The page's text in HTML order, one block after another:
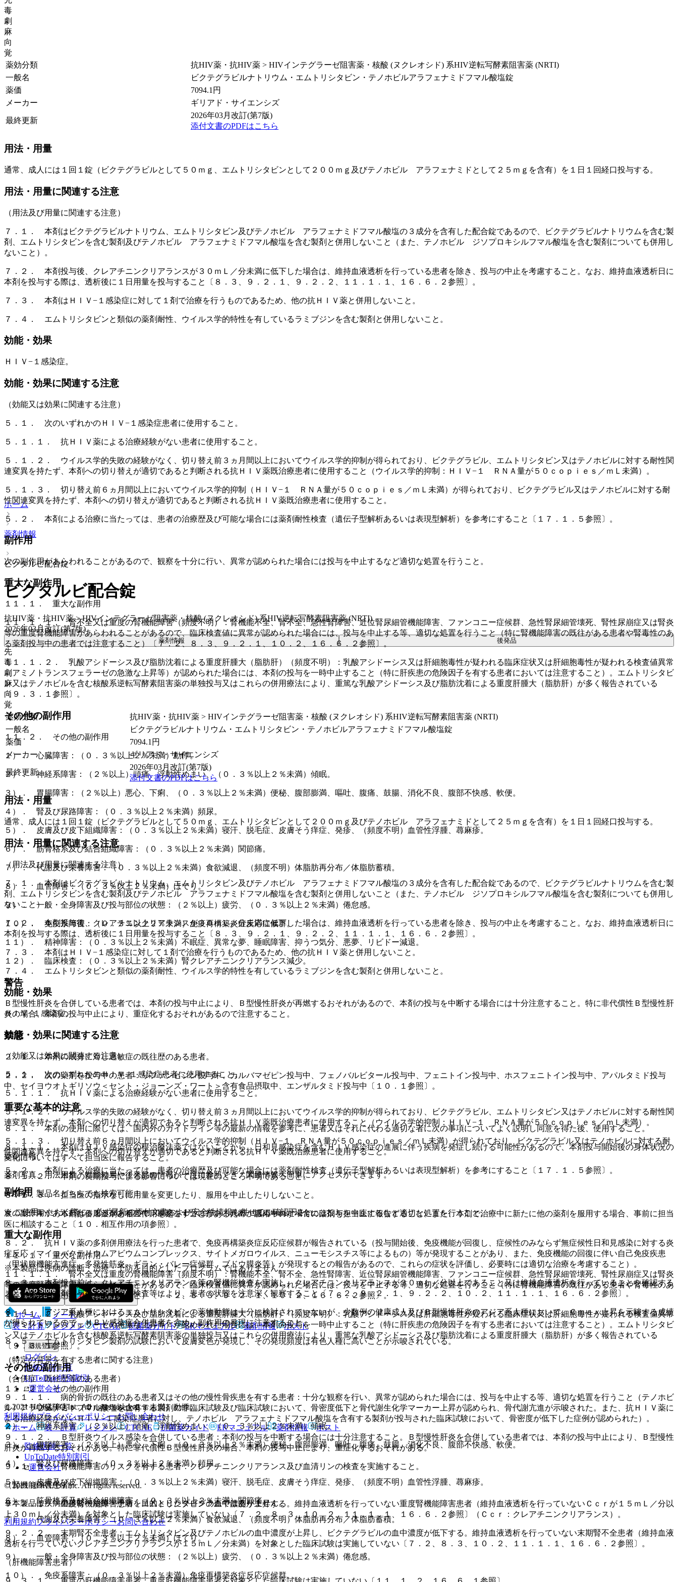
毒
劇
麻
向
覚
薬効分類
抗HIV薬・抗HIV薬 > HIVインテグラーゼ阻害薬・核酸 (ヌクレオシド) 系HIV逆転写酵素阻害薬 (NRTI)
一般名
ビクテグラビルナトリウム・エムトリシタビン・テノホビルアラフェナミドフマル酸塩錠
薬価
7094.1 円
メーカー
ギリアド・サイエンシズ
最終更新
2026年03月改訂(第7版)
添付文書のPDFはこちら
用法・用量
通常、成人には１回１錠（ビクテグラビルとして５０ｍｇ、エムトリシタビンとして２００ｍｇ及びテノホビル アラフェナミドとして２５ｍｇを含有）を１日１回経口投与する。
用法・用量に関連する注意
（用法及び用量に関連する注意）
７．１． 本剤はビクテグラビルナトリウム、エムトリシタビン及びテノホビル アラフェナミドフマル酸塩の３成分を含有した配合錠であるので、ビクテグラビルナトリウムを含む製
剤、エムトリシタビンを含む製剤及びテノホビル アラフェナミドフマル酸塩を含む製剤と併用しないこと（また、テノホビル ジソプロキシルフマル酸塩を含む製剤についても併用し
ないこと）。
７．２． 本剤投与後、クレアチニンクリアランスが３０ｍＬ／分未満に低下した場合は、維持血液透析を行っている患者を除き、投与の中止を考慮すること。なお、維持血液透析日に
本剤を投与する際は、透析後に１日用量を投与すること〔８．３、９．２．１、９．２．２、１１．１．１、１６．６．２参照〕。
７．３． 本剤はＨＩＶ−１感染症に対して１剤で治療を行うものであるため、他の抗ＨＩＶ薬と併用しないこと。
７．４． エムトリシタビンと類似の薬剤耐性、ウイルス学的特性を有しているラミブジンを含む製剤と併用しないこと。
効能・効果
ＨＩＶ−１感染症。
効能・効果に関連する注意
（効能又は効果に関連する注意）
５．１． 次のいずれかのＨＩＶ−１感染症患者に使用すること。
５．１．１． 抗ＨＩＶ薬による治療経験がない患者に使用すること。
５．１．２． ウイルス学的失敗の経験がなく、切り替え前３ヵ月間以上においてウイルス学的抑制が得られており、ビクテグラビル、エムトリシタビン又はテノホビルに対する耐性関
連変異を持たず、本剤への切り替えが適切であると判断される抗ＨＩＶ薬既治療患者に使用すること（ウイルス学的抑制：ＨＩＶ−１ ＲＮＡ量が５０ｃｏｐｉｅｓ／ｍＬ未満）。
５．１．３． 切り替え前６ヵ月間以上においてウイルス学的抑制（ＨＩＶ−１ ＲＮＡ量が５０ｃｏｐｉｅｓ／ｍＬ未満）が得られており、ビクテグラビル又はテノホビルに対する耐
性関連変異を持たず、本剤への切り替えが適切であると判断される抗ＨＩＶ薬既治療患者に使用すること。
５．２． 本剤による治療に当たっては、患者の治療歴及び可能な場合には薬剤耐性検査（遺伝子型解析あるいは表現型解析）を参考にすること〔１７．１．５参照〕。
副作用
次の副作用があらわれることがあるので、観察を十分に行い、異常が認められた場合には投与を中止するなど適切な処置を行うこと。
重大な副作用
１１．１． 重大な副作用
１１．１．１． 腎不全又は重度の腎機能障害（頻度不明）：腎機能不全、腎不全、急性腎障害、近位腎尿細管機能障害、ファンコニー症候群、急性腎尿細管壊死、腎性尿崩症又は腎炎
等の重度腎機能障害があらわれることがあるので、臨床検査値に異常が認められた場合には、投与を中止する等、適切な処置を行うこと（特に腎機能障害の既往がある患者や腎毒性のあ
る薬剤投与中の患者では注意すること）〔７．２、８．３、９．２．１、１０．２、１６．６．２参照〕。
１１．１．２． 乳酸アシドーシス及び脂肪沈着による重度肝腫大（脂肪肝）（頻度不明）：乳酸アシドーシス又は肝細胞毒性が疑われる臨床症状又は肝細胞毒性が疑われる検査値異常
（アミノトランスフェラーゼの急激な上昇等）が認められた場合には、本剤の投与を一時中止すること（特に肝疾患の危険因子を有する患者においては注意すること）。エムトリシタビ
ン又はテノホビルを含む核酸系逆転写酵素阻害薬の単独投与又はこれらの併用療法により、重篤な乳酸アシドーシス及び脂肪沈着による重度肝腫大（脂肪肝）が多く報告されている
〔９．３．１参照〕。
その他の副作用
１１．２． その他の副作用
１）． 心臓障害：（０．３％以上２％未満）動悸。
２）． 神経系障害：（２％以上）頭痛、浮動性めまい、（０．３％以上２％未満）傾眠。
３）． 胃腸障害：（２％以上）悪心、下痢、（０．３％以上２％未満）便秘、腹部膨満、嘔吐、腹痛、鼓腸、消化不良、腹部不快感、軟便。
４）． 腎及び尿路障害：（０．３％以上２％未満）頻尿。
５）． 皮膚及び皮下組織障害：（０．３％以上２％未満）寝汗、脱毛症、皮膚そう痒症、発疹、（頻度不明）血管性浮腫、蕁麻疹。
６）． 筋骨格系及び結合組織障害：（０．３％以上２％未満）関節痛。
７）． 代謝及び栄養障害：（０．３％以上２％未満）食欲減退、（頻度不明）体脂肪再分布／体脂肪蓄積。
８）． 血管障害：（０．３％以上２％未満）ほてり。
９）． 一般・全身障害及び投与部位の状態：（２％以上）疲労、（０．３％以上２％未満）倦怠感。
１０）． 免疫系障害：（０．３％以上２％未満）免疫再構築炎症反応症候群。
１１）． 精神障害：（０．３％以上２％未満）不眠症、異常な夢、睡眠障害、抑うつ気分、悪夢、リビドー減退。
１２）． 臨床検査：（０．３％以上２％未満）腎クレアチニンクリアランス減少。
警告
Ｂ型慢性肝炎を合併している患者では、本剤の投与中止により、Ｂ型慢性肝炎が再燃するおそれがあるので、本剤の投与を中断する場合には十分注意すること。特に非代償性Ｂ型慢性肝
炎の場合、本剤の投与中止により、重症化するおそれがあるので注意すること。
禁忌
２．１． 本剤の成分に対し過敏症の既往歴のある患者。
２．２． 次の薬剤を投与中の患者：リファンピシン投与中、カルバマゼピン投与中、フェノバルビタール投与中、フェニトイン投与中、ホスフェニトイン投与中、アパルタミド投与
中、セイヨウオトギリソウ＜セント・ジョーンズ・ワート＞含有食品摂取中、エンザルタミド投与中〔１０．１参照〕。
重要な基本的注意
８．１． 本剤の使用に際しては、国内外のガイドライン等の最新の情報を参考に、患者又はそれに代わる適切な者に次の事項についてよく説明し同意を得た後、使用すること。
８．１．１． 本剤はＨＩＶ感染症の根治療法薬ではないことから、日和見感染症を含むＨＩＶ感染症の進展に伴う疾病を発症し続ける可能性があるので、本剤投与開始後の身体状況の
変化についてはすべて担当医に報告すること。
８．１．２． 本剤の長期投与による影響については現在のところ不明であること。
８．１．３． 担当医の指示なしに用量を変更したり、服用を中止したりしないこと。
８．１．４． 本剤は併用薬剤と相互作用を起こすことがあるため、服用中のすべての薬剤を担当医に報告すること。また、本剤で治療中に新たに他の薬剤を服用する場合、事前に担当
医に相談すること〔１０．相互作用の項参照〕。
８．２． 抗ＨＩＶ薬の多剤併用療法を行った患者で、免疫再構築炎症反応症候群が報告されている（投与開始後、免疫機能が回復し、症候性のみならず無症候性日和見感染に対する炎
症反応（マイコバクテリウムアビウムコンプレックス、サイトメガロウイルス、ニューモシスチス等によるもの）等が発現することがあり、また、免疫機能の回復に伴い自己免疫疾患
（甲状腺機能亢進症、多発性筋炎、ギラン・バレー症候群、ブドウ膜炎等）が発現するとの報告があるので、これらの症状を評価し、必要時には適切な治療を考慮すること）。
８．３． 本剤投与前は、クレアチニンクリアランス等の腎機能検査を実施し、クレアチニンクリアランスが３０ｍＬ／分以上であること又は維持血液透析を行っていることを確認する
こと。また、本剤投与後も定期的な検査等により、患者の状態を注意深く観察すること〔７．２、９．２．１、９．２．２、１０．２、１１．１．１、１６．６．２参照〕。
８．４． アジア系人種におけるエムトリシタビンの薬物動態は十分に検討されていないが、少数例の健康成人及びＢ型慢性肝炎のアジア系人種において、Ｃｍａｘ上昇を示唆する成績
が得られているので、ＨＢＶ感染症合併患者を含め、副作用の発現に注意すること。
８．５． エムトリシタビン製剤の試験において皮膚変色が発現し、その発現頻度は有色人種に高いことが示唆されている。
（特定の背景を有する患者に関する注意）
（合併症・既往歴等のある患者）
９．１．１． 病的骨折の既往のある患者又はその他の慢性骨疾患を有する患者：十分な観察を行い、異常が認められた場合には、投与を中止する等、適切な処置を行うこと（テノホビ
ル アラフェナミドフマル酸塩を含有する製剤の非臨床試験及び臨床試験において、骨密度低下と骨代謝生化学マーカー上昇が認められ、骨代謝亢進が示唆された。また、抗ＨＩＶ薬に
よる治療経験がないＨＩＶ−１感染症患者に対し、テノホビル アラフェナミドフマル酸塩を含有する製剤が投与された臨床試験において、骨密度が低下した症例が認められた）。
９．１．２． Ｂ型肝炎ウイルス感染を合併している患者：本剤の投与を中断する場合には十分注意すること。Ｂ型慢性肝炎を合併している患者では、本剤の投与中止により、Ｂ型慢性
肝炎が再燃するおそれがある。特に非代償性Ｂ型慢性肝炎の場合、本剤の投与中止により、重症化するおそれがある。
９．１．３． 腎機能障害のリスクを有する患者：クレアチニンクリアランス及び血清リンの検査を実施すること。
（腎機能障害患者）
９．２．１． 重度腎機能障害患者：エムトリシタビンの血中濃度が上昇する。維持血液透析を行っていない重度腎機能障害患者（維持血液透析を行っていないＣｃｒが１５ｍＬ／分以
上３０ｍＬ／分未満）を対象とした臨床試験は実施していない〔７．２、８．３、１０．２、１１．１．１、１６．６．２参照〕（Ｃｃｒ：クレアチニンクリアランス）。
９．２．２． 末期腎不全患者：エムトリシタビン及びテノホビルの血中濃度が上昇し、ビクテグラビルの血中濃度が低下する。維持血液透析を行っていない末期腎不全患者（維持血液
透析を行っていないクレアチニンクリアランスが１５ｍＬ／分未満）を対象とした臨床試験は実施していない〔７．２、８．３、１０．２、１１．１．１、１６．６．２参照〕。
（肝機能障害患者）
ホーム
薬剤情報
ビクタルビ配合錠
ビクタルビ配合錠
抗HIV薬・抗HIV薬 > HIVインテグラーゼ阻害薬・核酸 (ヌクレオシド) 系HIV逆転写酵素阻害薬 (NRTI)
2026年03月改訂(第7版)
薬剤情報 後発品
先
毒
劇
麻
向
覚
薬効分類
抗HIV薬・抗HIV薬 > HIVインテグラーゼ阻害薬・核酸 (ヌクレオシド) 系HIV逆転写酵素阻害薬 (NRTI)
一般名
ビクテグラビルナトリウム・エムトリシタビン・テノホビルアラフェナミドフマル酸塩錠
薬価
7094.1 円
メーカー
ギリアド・サイエンシズ
最終更新
2026年03月改訂(第7版)
添付文書のPDFはこちら
用法・用量
通常、成人には１回１錠（ビクテグラビルとして５０ｍｇ、エムトリシタビンとして２００ｍｇ及びテノホビル アラフェナミドとして２５ｍｇを含有）を１日１回経口投与する。
用法・用量に関連する注意
（用法及び用量に関連する注意）
７．１． 本剤はビクテグラビルナトリウム、エムトリシタビン及びテノホビル アラフェナミドフマル酸塩の３成分を含有した配合錠であるので、ビクテグラビルナトリウムを含む製
剤、エムトリシタビンを含む製剤及びテノホビル アラフェナミドフマル酸塩を含む製剤と併用しないこと（また、テノホビル ジソプロキシルフマル酸塩を含む製剤についても併用し
ないこと）。
７．２． 本剤投与後、クレアチニンクリアランスが３０ｍＬ／分未満に低下した場合は、維持血液透析を行っている患者を除き、投与の中止を考慮すること。なお、維持血液透析日に
本剤を投与する際は、透析後に１日用量を投与すること〔８．３、９．２．１、９．２．２、１１．１．１、１６．６．２参照〕。
７．３． 本剤はＨＩＶ−１感染症に対して１剤で治療を行うものであるため、他の抗ＨＩＶ薬と併用しないこと。
７．４． エムトリシタビンと類似の薬剤耐性、ウイルス学的特性を有しているラミブジンを含む製剤と併用しないこと。
効能・効果
ＨＩＶ−１感染症。
効能・効果に関連する注意
（効能又は効果に関連する注意）
５．１． 次のいずれかのＨＩＶ−１感染症患者に使用すること。
５．１．１． 抗ＨＩＶ薬による治療経験がない患者に使用すること。
５．１．２． ウイルス学的失敗の経験がなく、切り替え前３ヵ月間以上においてウイルス学的抑制が得られており、ビクテグラビル、エムトリシタビン又はテノホビルに対する耐性関
連変異を持たず、本剤への切り替えが適切であると判断される抗ＨＩＶ薬既治療患者に使用すること（ウイルス学的抑制：ＨＩＶ−１ ＲＮＡ量が５０ｃｏｐｉｅｓ／ｍＬ未満）。
５．１．３． 切り替え前６ヵ月間以上においてウイルス学的抑制（ＨＩＶ−１ ＲＮＡ量が５０ｃｏｐｉｅｓ／ｍＬ未満）が得られており、ビクテグラビル又はテノホビルに対する耐
性関連変異を持たず、本剤への切り替えが適切であると判断される抗ＨＩＶ薬既治療患者に使用すること。
５．２． 本剤による治療に当たっては、患者の治療歴及び可能な場合には薬剤耐性検査（遺伝子型解析あるいは表現型解析）を参考にすること〔１７．１．５参照〕。
副作用
次の副作用があらわれることがあるので、観察を十分に行い、異常が認められた場合には投与を中止するなど適切な処置を行うこと。
重大な副作用
１１．１． 重大な副作用
１１．１．１． 腎不全又は重度の腎機能障害（頻度不明）：腎機能不全、腎不全、急性腎障害、近位腎尿細管機能障害、ファンコニー症候群、急性腎尿細管壊死、腎性尿崩症又は腎炎
等の重度腎機能障害があらわれることがあるので、臨床検査値に異常が認められた場合には、投与を中止する等、適切な処置を行うこと（特に腎機能障害の既往がある患者や腎毒性のあ
る薬剤投与中の患者では注意すること）〔７．２、８．３、９．２．１、１０．２、１６．６．２参照〕。
１１．１．２． 乳酸アシドーシス及び脂肪沈着による重度肝腫大（脂肪肝）（頻度不明）：乳酸アシドーシス又は肝細胞毒性が疑われる臨床症状又は肝細胞毒性が疑われる検査値異常
（アミノトランスフェラーゼの急激な上昇等）が認められた場合には、本剤の投与を一時中止すること（特に肝疾患の危険因子を有する患者においては注意すること）。エムトリシタビ
ン又はテノホビルを含む核酸系逆転写酵素阻害薬の単独投与又はこれらの併用療法により、重篤な乳酸アシドーシス及び脂肪沈着による重度肝腫大（脂肪肝）が多く報告されている
〔９．３．１参照〕。
その他の副作用
１１．２． その他の副作用
１）． 心臓障害：（０．３％以上２％未満）動悸。
２）． 神経系障害：（２％以上）頭痛、浮動性めまい、（０．３％以上２％未満）傾眠。
３）． 胃腸障害：（２％以上）悪心、下痢、（０．３％以上２％未満）便秘、腹部膨満、嘔吐、腹痛、鼓腸、消化不良、腹部不快感、軟便。
４）． 腎及び尿路障害：（０．３％以上２％未満）頻尿。
５）． 皮膚及び皮下組織障害：（０．３％以上２％未満）寝汗、脱毛症、皮膚そう痒症、発疹、（頻度不明）血管性浮腫、蕁麻疹。
６）． 筋骨格系及び結合組織障害：（０．３％以上２％未満）関節痛。
７）． 代謝及び栄養障害：（０．３％以上２％未満）食欲減退、（頻度不明）体脂肪再分布／体脂肪蓄積。
８）． 血管障害：（０．３％以上２％未満）ほてり。
９）． 一般・全身障害及び投与部位の状態：（２％以上）疲労、（０．３％以上２％未満）倦怠感。
１０）． 免疫系障害：（０．３％以上２％未満）免疫再構築炎症反応症候群。
薬剤情報
薬剤写真、用法用量、効能効果や後発品の情報が一度に参照でき、関連情報へ簡単にアクセスができます。
一般名、製品名どちらでも検索可能！
※ ご使用いただく際に、必ず最新の添付文書および安全性情報も併せてご確認下さい。
※本製品は疾病の診断・治療・予防を目的としたプログラムではありません。
ホーム
ノート
表・計算
レジメン CTCAE 抗菌薬ガイド ERマニュアル 薬剤情報 ポスト
新規登録
ログイン
監修医師一覧
UpToDate特別割引
運営会社
© 2021 HOKUTO Inc. All rights reserved.
利用規約プライバシーポリシーお問い合わせ
ホーム
表・計算 レジメン CTCAE 抗菌薬ガイド ERマニュアル 薬剤情報 ポスト
監修医師一覧
UpToDate特別割引
運営会社
© 2021 HOKUTO Inc. All rights reserved.
※本製品は疾病の診断・治療・予防を目的としたプログラムではありません。
利用規約プライバシーポリシーお問い合わせ